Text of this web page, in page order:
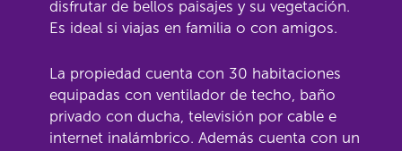
disfrutar de bellos paisajes y su vegetación.
Es ideal si viajas en familia o con amigos.
La propiedad cuenta con 30 habitaciones
equipadas con ventilador de techo, baño
privado con ducha, televisión por cable e
internet inalámbrico. Además cuenta con un